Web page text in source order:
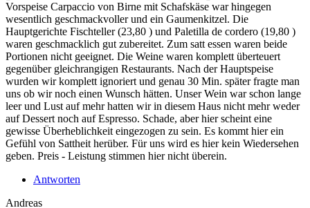
Vorspeise Carpaccio von Birne mit Schafskäse war hingegen
wesentlich geschmackvoller und ein Gaumenkitzel. Die
Hauptgerichte Fischteller (23,80 ) und Paletilla de cordero (19,80 )
waren geschmacklich gut zubereitet. Zum satt essen waren beide
Portionen nicht geeignet. Die Weine waren komplett überteuert
gegenüber gleichrangigen Restaurants. Nach der Hauptspeise
wurden wir komplett ignoriert und genau 30 Min. später fragte man
uns ob wir noch einen Wunsch hätten. Unser Wein war schon lange
leer und Lust auf mehr hatten wir in diesem Haus nicht mehr weder
auf Dessert noch auf Espresso. Schade, aber hier scheint eine
gewisse Überheblichkeit eingezogen zu sein. Es kommt hier ein
Gefühl von Sattheit herüber. Für uns wird es hier kein Wiedersehen
geben. Preis - Leistung stimmen hier nicht überein.
Antworten
Andreas